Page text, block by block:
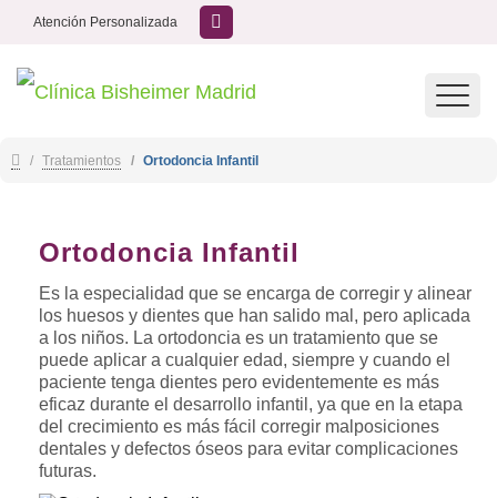
Atención Personalizada
Tratamientos Ortodoncia Infantil
Ortodoncia Infantil
Es la especialidad que se encarga de corregir y alinear
los huesos y dientes que han salido mal, pero aplicada
a los niños. La ortodoncia es un tratamiento que se
puede aplicar a cualquier edad, siempre y cuando el
paciente tenga dientes pero evidentemente es más
eficaz durante el desarrollo infantil, ya que en la etapa
del crecimiento es más fácil corregir malposiciones
dentales y defectos óseos para evitar complicaciones
futuras.